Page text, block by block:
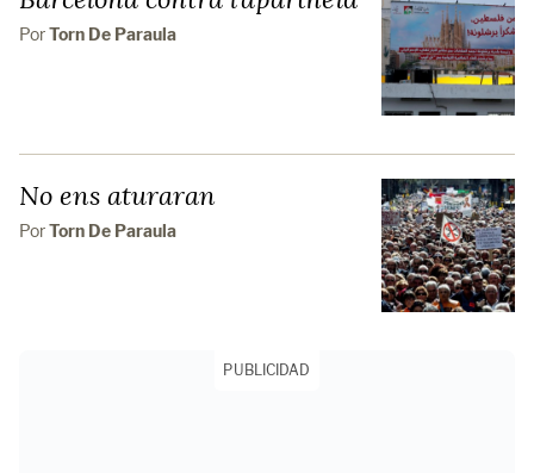
PorTorn De Paraula
No ens aturaran
PorTorn De Paraula
PUBLICIDAD